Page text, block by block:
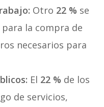
Otro 22 % se
la compra de
necesarios para
El 22 % de los
de servicios,